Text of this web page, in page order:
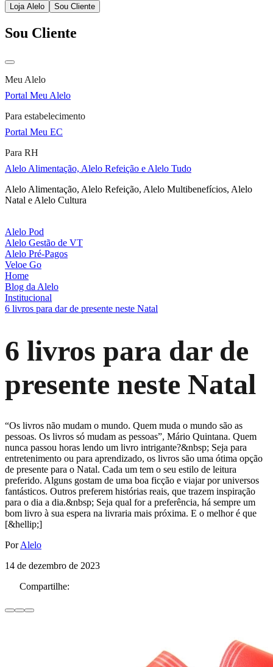
Loja Alelo Sou Cliente
Sou Cliente
Meu Alelo
Portal Meu Alelo
Para estabelecimento
Portal Meu EC
Para RH
Alelo Alimentação, Alelo Refeição e Alelo Tudo
Alelo Alimentação, Alelo Refeição, Alelo Multibenefícios, Alelo
Natal e Alelo Cultura
Alelo Pod
Alelo Gestão de VT
Alelo Pré-Pagos
Veloe Go
Home
Blog da Alelo
Institucional
6 livros para dar de presente neste Natal
6 livros para dar de
presente neste Natal
“Os livros não mudam o mundo. Quem muda o mundo são as
pessoas. Os livros só mudam as pessoas”, Mário Quintana. Quem
nunca passou horas lendo um livro intrigante?&nbsp; Seja para
entretenimento ou para aprendizado, os livros são uma ótima opção
de presente para o Natal. Cada um tem o seu estilo de leitura
preferido. Alguns gostam de uma boa ficção e viajar por universos
fantásticos. Outros preferem histórias reais, que trazem inspiração
para o dia a dia.&nbsp; Seja qual for a preferência, há sempre um
bom livro à sua espera na livraria mais próxima. E o melhor é que
[&hellip;]
PorAlelo
14 de dezembro de 2023
Compartilhe: